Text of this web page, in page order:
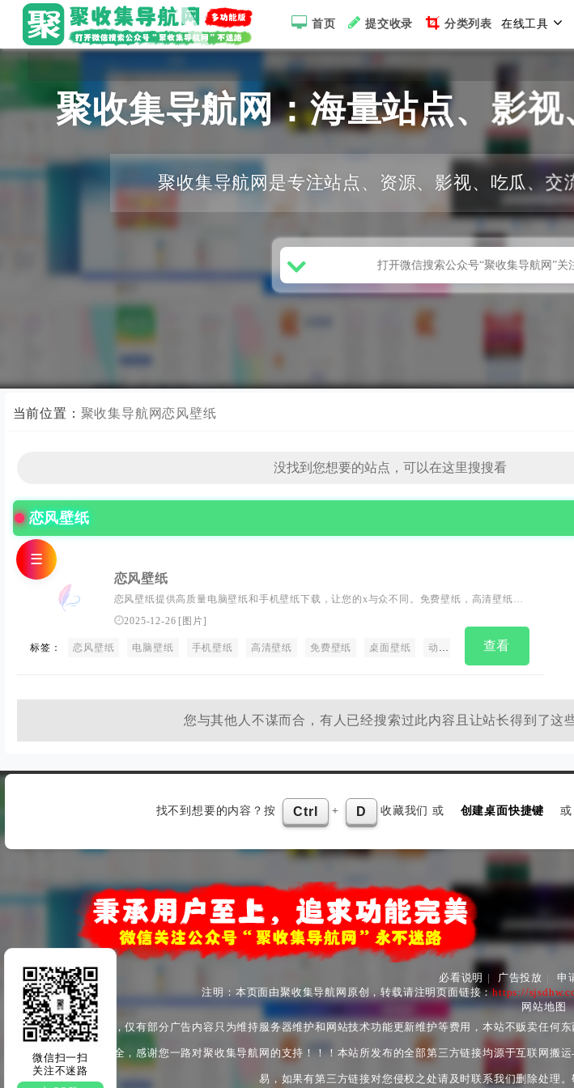
首页 提交收录 分类列表 在线工具
聚收集导航网：海量站点、影
聚收集导航网是专注站点、资源、影视、吃瓜、交
当前位置： 聚收集导航网恋风壁纸
恋风壁纸
恋风壁纸
恋风壁纸提供高质量电脑壁纸和手机壁纸下载，让您的x与众不同。免费壁纸，高清壁纸，
美丽图片。
2025-12-26 [图片]
标签： 恋风壁纸 电脑壁纸 手机壁纸 高清壁纸 免费壁纸 桌面壁纸 动漫壁纸 恋风画廊
查看
您与其他人不谋而合，有人已经搜索过此内容且让站长得到了
微信扫一扫
关注不迷路
☰
找不到想要的内容？按 Ctrl + D 收藏我们 或 创建桌面快捷键 或
必看说明 | 广告投放 申
注明：本页面由聚收集导航网原创，转载请注明页面链接：https://
网站地图
本站为非盈利性站点，仅有部分广告内容只为维持服务器维护和网站技术功能更新维护等费用，本站不贩卖任
产安全与身心健康安全，感谢您一路对聚收集导航网的支持！！！本站所发布的全部第三方链接均源于互联网
易，如果有第三方链接对您侵权之处请及时联系我们删除处理